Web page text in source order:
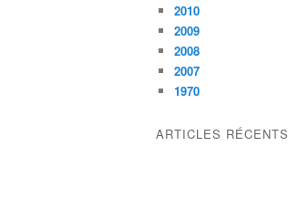
2010
2009
2008
2007
1970
ARTICLES RÉCENTS